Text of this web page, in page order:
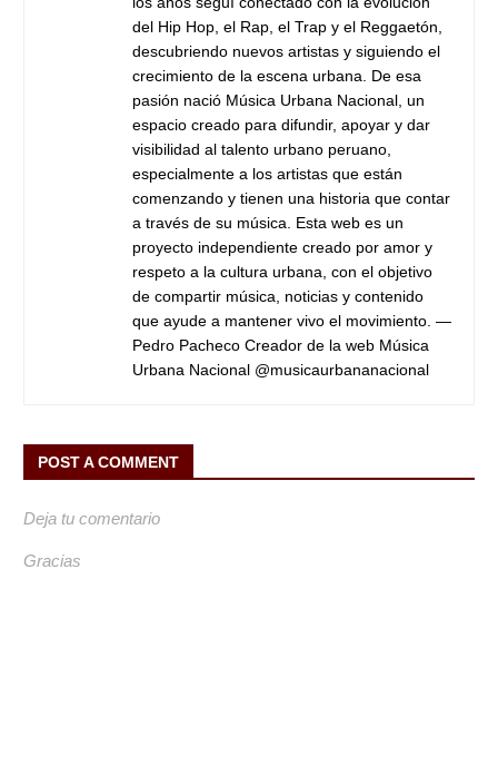
del Hip Hop, el Rap, el Trap y el Reggaetón,
descubriendo nuevos artistas y siguiendo el
crecimiento de la escena urbana. De esa
pasión nació Música Urbana Nacional, un
espacio creado para difundir, apoyar y dar
visibilidad al talento urbano peruano,
especialmente a los artistas que están
comenzando y tienen una historia que contar
a través de su música. Esta web es un
proyecto independiente creado por amor y
respeto a la cultura urbana, con el objetivo
de compartir música, noticias y contenido
que ayude a mantener vivo el movimiento. —
Pedro Pacheco Creador de la web Música
Urbana Nacional @musicaurbananacional
POST A COMMENT
Deja tu comentario
Gracias